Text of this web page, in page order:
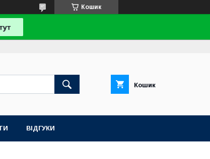
Кошик
Кошик
ВІДГУКИ